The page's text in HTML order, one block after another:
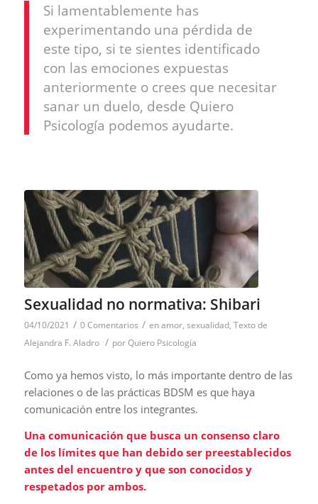
Si lamentablemente has
experimentando una pérdida de
este tipo, si te sientes identificado
con las emociones expuestas
anteriormente o crees que necesitar
sanar un duelo, desde Quiero
Psicología podemos ayudarte.
Sexualidad no normativa: Shibari
04/10/2021 / 0 Comentarios / enamor, sexualidad, Texto de
Alejandra F. Aladro / porQuiero Psicología
Como ya hemos visto, lo más importante dentro de las
relaciones o de las prácticas BDSM es que haya
comunicación entre los integrantes.
Una comunicación que busca un consenso claro
de los límites que han debido ser preestablecidos
antes del encuentro y que son conocidos y
respetados por ambos.